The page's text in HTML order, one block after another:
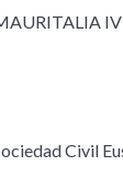
Civil